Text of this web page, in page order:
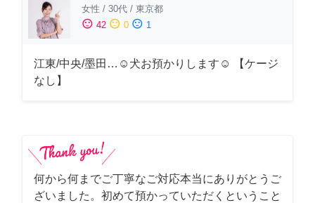
女性 / 30代 / 東京都
sentiment_satisfied 42 sentiment_neutral 0 sentiment_dissatisfied 1
江東/中央/墨田…☺︎犬お預かりします☺︎ 【ケージ
なし】
何から何までご丁寧なご対応本当にありがとうご
ざいました。初めて預かっていただくということ